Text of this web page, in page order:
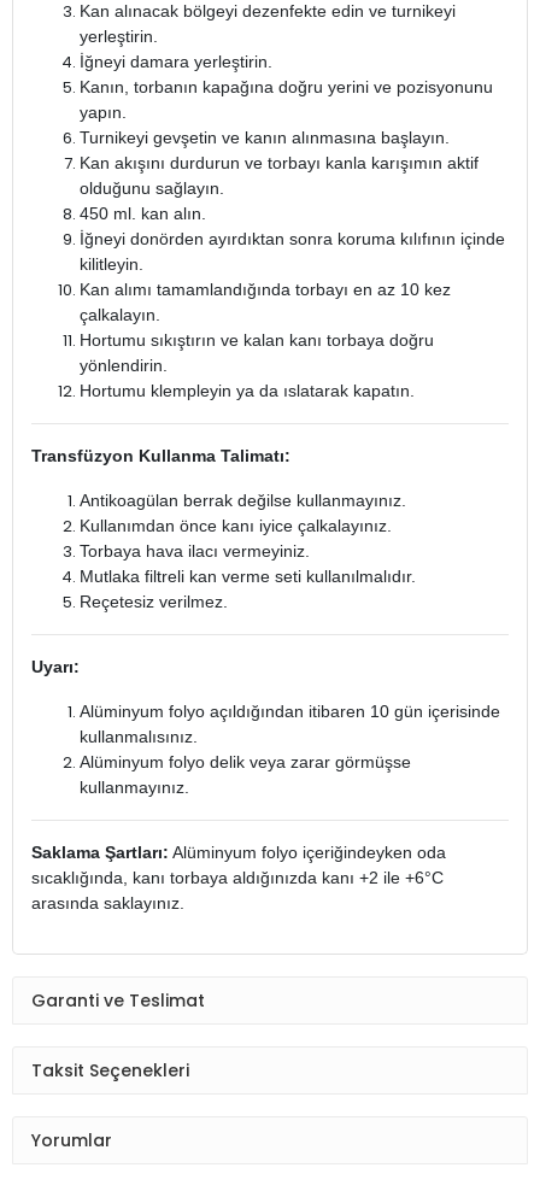
Kan alınacak bölgeyi dezenfekte edin ve turnikeyi
yerleştirin.
İğneyi damara yerleştirin.
Kanın, torbanın kapağına doğru yerini ve pozisyonunu
yapın.
Turnikeyi gevşetin ve kanın alınmasına başlayın.
Kan akışını durdurun ve torbayı kanla karışımın aktif
olduğunu sağlayın.
450 ml. kan alın.
İğneyi donörden ayırdıktan sonra koruma kılıfının içinde
kilitleyin.
Kan alımı tamamlandığında torbayı en az 10 kez
çalkalayın.
Hortumu sıkıştırın ve kalan kanı torbaya doğru
yönlendirin.
Hortumu klempleyin ya da ıslatarak kapatın.
Transfüzyon Kullanma Talimatı:
Antikoagülan berrak değilse kullanmayınız.
Kullanımdan önce kanı iyice çalkalayınız.
Torbaya hava ilacı vermeyiniz.
Mutlaka filtreli kan verme seti kullanılmalıdır.
Reçetesiz verilmez.
Uyarı:
Alüminyum folyo açıldığından itibaren 10 gün içerisinde
kullanmalısınız.
Alüminyum folyo delik veya zarar görmüşse
kullanmayınız.
Saklama Şartları: Alüminyum folyo içeriğindeyken oda
sıcaklığında, kanı torbaya aldığınızda kanı +2 ile +6°C
arasında saklayınız.
Garanti ve Teslimat
Taksit Seçenekleri
Yorumlar